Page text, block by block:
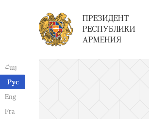
Հայ
Рус
Eng
Fra
ПРЕЗИДЕНТ
РЕСПУБЛИКИ
АРМЕНИЯ